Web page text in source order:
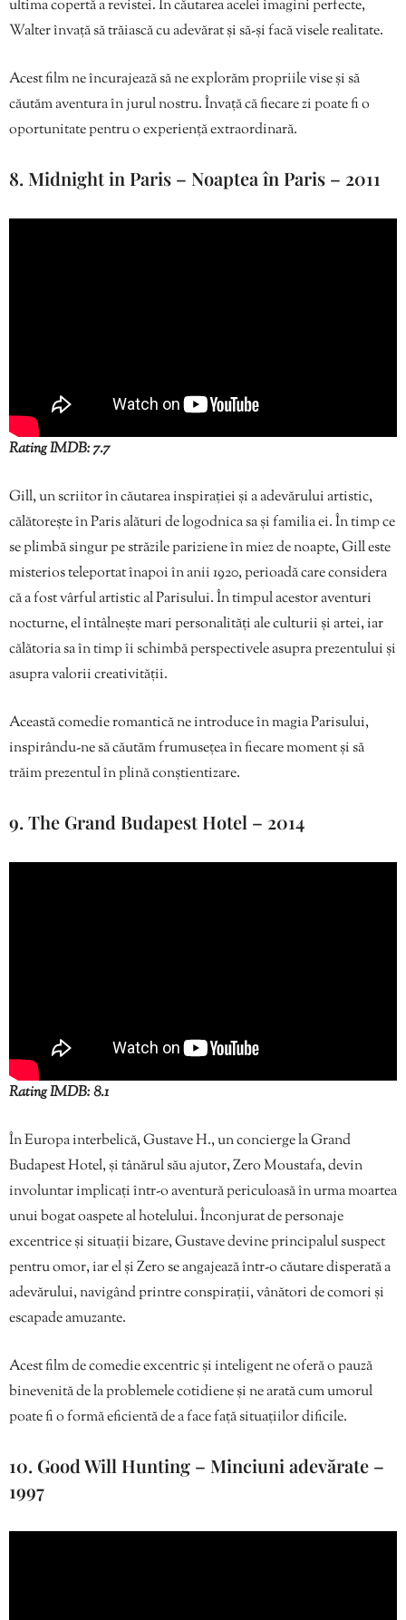
ultima copertă a revistei. În căutarea acelei imagini perfecte,
Walter învață să trăiască cu adevărat și să-și facă visele realitate.
Acest film ne încurajează să ne explorăm propriile vise și să
căutăm aventura în jurul nostru. Învață că fiecare zi poate fi o
oportunitate pentru o experiență extraordinară.
8. Midnight in Paris – Noaptea în Paris – 2011
Rating IMDB: 7.7
Gill, un scriitor în căutarea inspirației și a adevărului artistic,
călătorește în Paris alături de logodnica sa și familia ei. În timp ce
se plimbă singur pe străzile pariziene în miez de noapte, Gill este
misterios teleportat înapoi în anii 1920, perioadă care considera
că a fost vârful artistic al Parisului. În timpul acestor aventuri
nocturne, el întâlnește mari personalități ale culturii și artei, iar
călătoria sa în timp îi schimbă perspectivele asupra prezentului și
asupra valorii creativității.
Această comedie romantică ne introduce în magia Parisului,
inspirându-ne să căutăm frumusețea în fiecare moment și să
trăim prezentul în plină conștientizare.
9. The Grand Budapest Hotel – 2014
Rating IMDB: 8.1
În Europa interbelică, Gustave H., un concierge la Grand
Budapest Hotel, și tânărul său ajutor, Zero Moustafa, devin
involuntar implicați într-o aventură periculoasă în urma moartea
unui bogat oaspete al hotelului. Înconjurat de personaje
excentrice și situații bizare, Gustave devine principalul suspect
pentru omor, iar el și Zero se angajează într-o căutare disperată a
adevărului, navigând printre conspirații, vânători de comori și
escapade amuzante.
Acest film de comedie excentric și inteligent ne oferă o pauză
binevenită de la problemele cotidiene și ne arată cum umorul
poate fi o formă eficientă de a face față situațiilor dificile.
10. Good Will Hunting – Minciuni adevărate –
1997